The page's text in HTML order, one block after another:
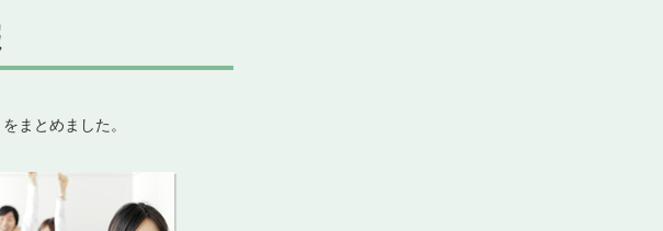
まとめました。